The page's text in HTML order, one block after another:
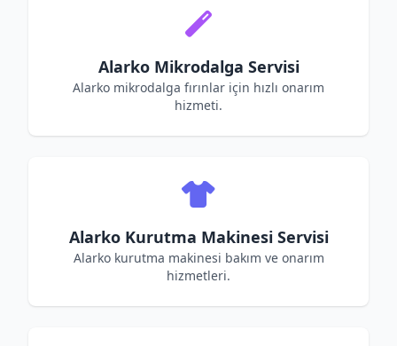
Alarko Mikrodalga Servisi
Alarko mikrodalga fırınlar için hızlı onarım
hizmeti.
Alarko Kurutma Makinesi Servisi
Alarko kurutma makinesi bakım ve onarım
hizmetleri.